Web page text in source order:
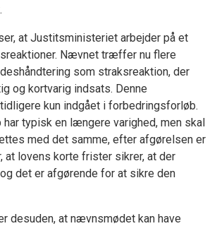
at Justitsministeriet arbejder på et
Nævnet træffer nu flere
som straksreaktion, der
og kortvarig indsats. Denne
kun indgået i forbedringsforløb.
typisk en længere varighed, men skal
med det samme, efter afgørelsen er
at lovens korte frister sikrer, at der
det er afgørende for at sikre den
desuden, at nævnsmødet kan have